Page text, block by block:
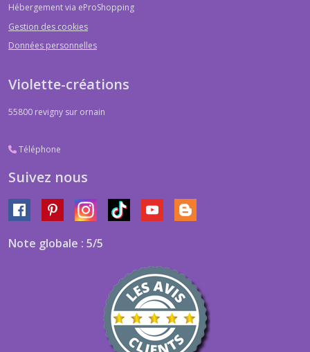
Hébergement via eProShopping
Gestion des cookies
Données personnelles
Violette-créations
55800 revigny sur ornain
Téléphone
Suivez nous
Note globale : 5/5